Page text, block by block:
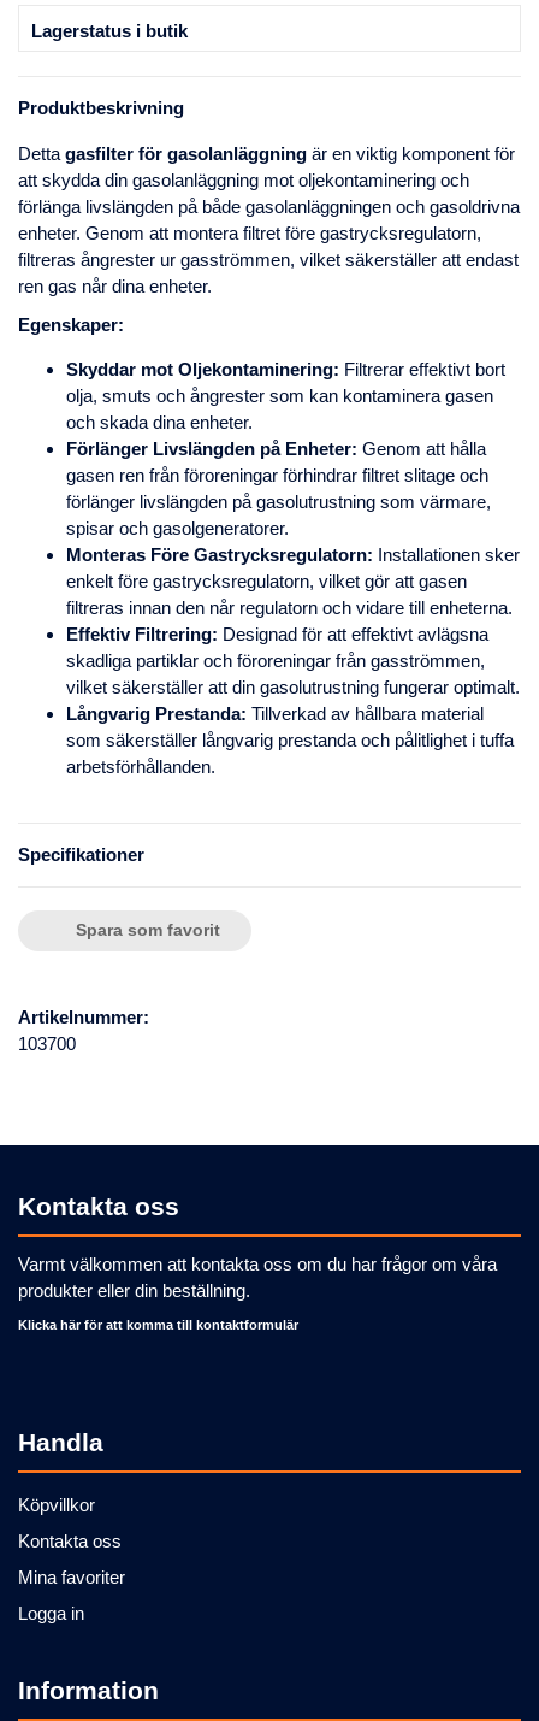
Lagerstatus i butik
Produktbeskrivning
Specifikationer
Detta gasfilter för gasolanläggning är en viktig komponent för
att skydda din gasolanläggning mot oljekontaminering och
förlänga livslängden på både gasolanläggningen och gasoldrivna
enheter. Genom att montera filtret före gastrycksregulatorn,
filtreras ångrester ur gasströmmen, vilket säkerställer att endast
ren gas når dina enheter.
Egenskaper:
Skyddar mot Oljekontaminering: Filtrerar effektivt bort
olja, smuts och ångrester som kan kontaminera gasen
och skada dina enheter.
Förlänger Livslängden på Enheter: Genom att hålla
gasen ren från föroreningar förhindrar filtret slitage och
förlänger livslängden på gasolutrustning som värmare,
spisar och gasolgeneratorer.
Monteras Före Gastrycksregulatorn: Installationen sker
enkelt före gastrycksregulatorn, vilket gör att gasen
filtreras innan den når regulatorn och vidare till enheterna.
Effektiv Filtrering: Designad för att effektivt avlägsna
skadliga partiklar och föroreningar från gasströmmen,
vilket säkerställer att din gasolutrustning fungerar optimalt.
Långvarig Prestanda: Tillverkad av hållbara material
som säkerställer långvarig prestanda och pålitlighet i tuffa
arbetsförhållanden.
Spara som favorit
Artikelnummer:
103700
Kontakta oss
Varmt välkommen att kontakta oss om du har frågor om våra
produkter eller din beställning.
Klicka här för att komma till kontaktformulär
Handla
Köpvillkor
Kontakta oss
Mina favoriter
Logga in
Information